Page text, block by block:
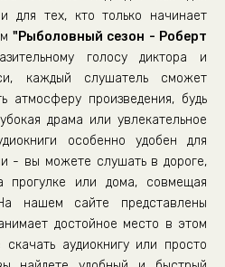
для тех, кто только начинает
"Рыболовный сезон - Роберт
голосу диктора и
каждый слушатель сможет
атмосферу произведения, будь
драма или увлекательное
особенно удобен для
- вы можете слушать в дороге,
прогулке или дома, совмещая
нашем сайте представлены
достойное место в этом
аудиокнигу или просто